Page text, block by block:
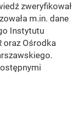
zweryfikował
m.in. dane
Instytutu
oraz Ośrodka